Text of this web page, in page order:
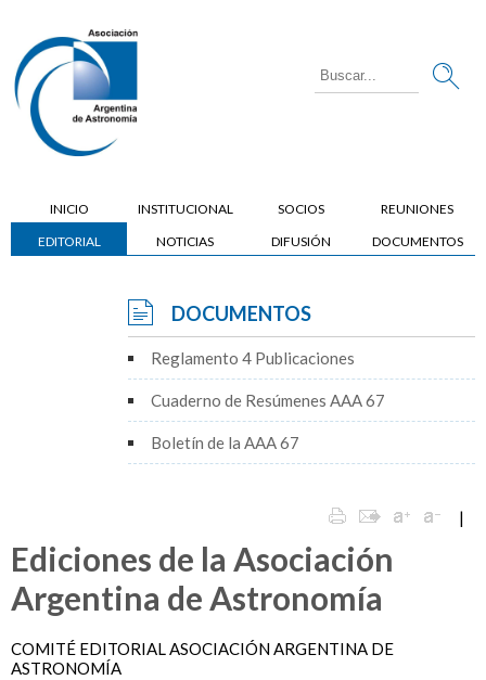
INICIO INSTITUCIONAL SOCIOS
REUNIONES
EDITORIAL
NOTICIAS DIFUSIÓN DOCUMENTOS
DOCUMENTOS
Reglamento 4 Publicaciones
Cuaderno de Resúmenes AAA 67
Boletín de la AAA 67
|
Ediciones de la Asociación
Argentina de Astronomía
COMITÉ EDITORIAL ASOCIACIÓN ARGENTINA DE
ASTRONOMÍA